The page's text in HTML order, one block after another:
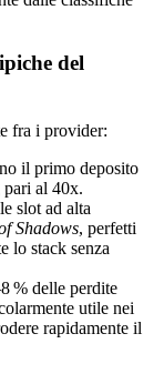
del
fra i provider:
il primo deposito
al 40x.
slot ad alta
Shadows, perfetti
lo stack senza
% delle perdite
utile nei
rapidamente il